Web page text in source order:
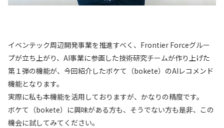
イベンテック周辺開発事業を推進すべく、Frontier Forceグルー
プが立ち上がり、AI事業に参画した技術研究チームが作り上げた
第１弾の機能が、今回紹介したボケて（bokete） のAIレコメンド
機能となります。
実際に私も本機能を活用しておりますが、かなりの精度です。
ボケて（bokete） に興味がある方も、そうでない方も是非、この
機会に試してみてください。